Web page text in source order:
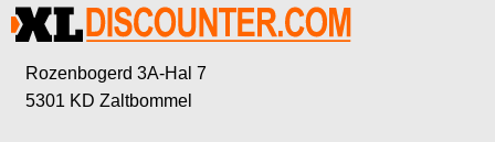
Rozenbogerd 3A-Hal 7
5301 KD Zaltbommel